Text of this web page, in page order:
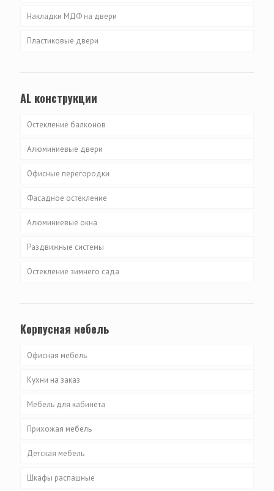
Накладки МДФ на двери
Пластиковые двери
AL конструкции
Остекление балконов
Алюминиевые двери
Офисные перегородки
Фасадное остекление
Алюминиевые окна
Раздвижные системы
Остекление зимнего сада
Корпусная мебель
Офисная мебель
Кухни на заказ
Мебель для кабинета
Прихожая мебель
Детская мебель
Шкафы распашные